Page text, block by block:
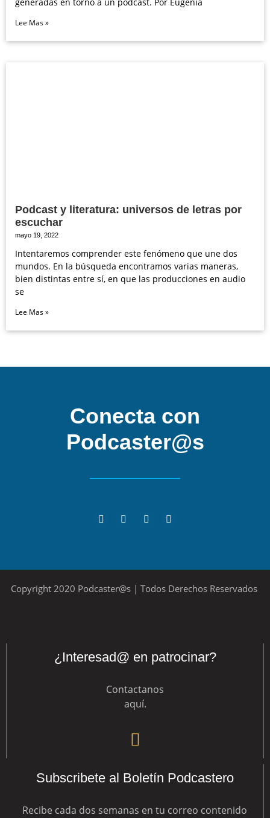
generadas en torno a un podcast. Por Eugenia
Lee Mas »
Podcast y literatura: universos de letras por
escuchar
mayo 19, 2022
Intentaremos comprender este fenómeno que une dos
mundos. En la búsqueda encontramos varias maneras,
bien distintas entre sí, en que las producciones en audio
se
Lee Mas »
Conecta con
Podcaster@s
Copyright 2020 Podcaster@s | Todos Derechos Reservados
¿Interesad@ en patrocinar?
Contactanos
aquí.
Subscribete al Boletín Podcastero
Recibe cada dos semanas en tu correo contenido